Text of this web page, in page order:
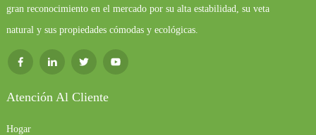
gran reconocimiento en el mercado por su alta estabilidad, su veta
natural y sus propiedades cómodas y ecológicas.
Atención Al Cliente
Hogar